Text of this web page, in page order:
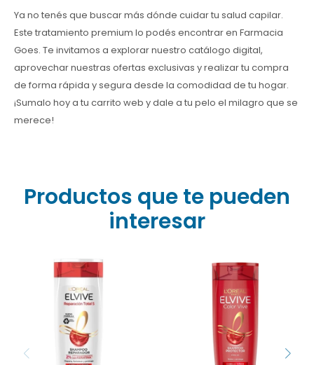
Ya no tenés que buscar más dónde cuidar tu salud capilar.
Este tratamiento premium lo podés encontrar en Farmacia
Goes. Te invitamos a explorar nuestro catálogo digital,
aprovechar nuestras ofertas exclusivas y realizar tu compra
de forma rápida y segura desde la comodidad de tu hogar.
¡Sumalo hoy a tu carrito web y dale a tu pelo el milagro que se
merece!
Productos que te pueden
interesar
es la solución ideal para
combatir los 5 signos del
cabello dañado y
devolverle su vitalidad
Especialmente formulado
para cuidar el cabello con
coloración, protegiéndolo
de los lavados frecuentes
y las agresiones externas
que pueden apagar su
tono.